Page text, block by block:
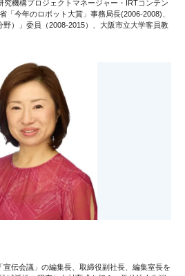
機構プロジェクトマネージャー・IRTコンテン
「今年のロボット大賞」事務局長(2006-2008)、
野）」委員（2008-2015）、大阪市立大学客員教
伝会議」の編集長、取締役副社長、編集室長を